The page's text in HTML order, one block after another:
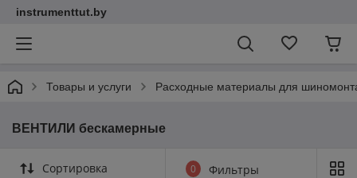
instrumenttut.by
Товары и услуги Расходные материалы для
ВЕНТИЛИ бескамерные
Сортировка 0 Фильтры